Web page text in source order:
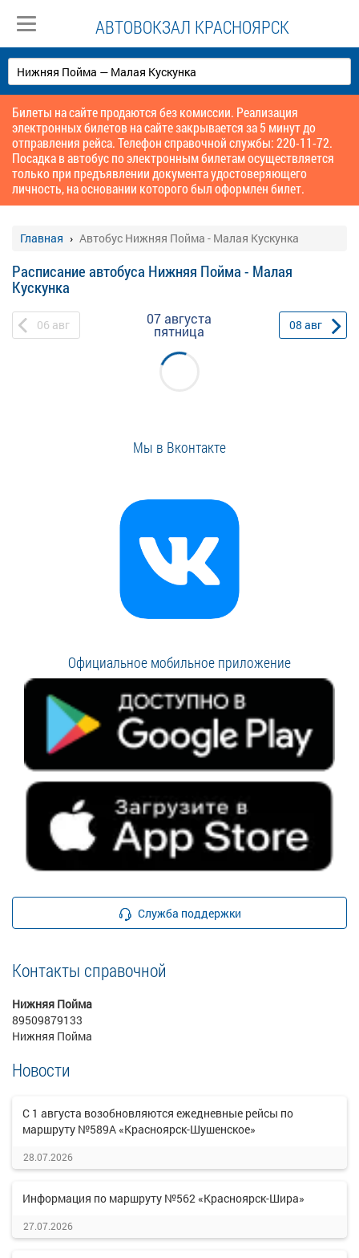
АВТОВОКЗАЛ КРАСНОЯРСК
Билеты на сайте продаются без комиссии. Реализация
электронных билетов на сайте закрывается за 5 минут до
отправления рейса. Телефон справочной службы: 220-11-72.
Посадка в автобус по электронным билетам осуществляется
только при предъявлении документа удостоверяющего
личность, на основании которого был оформлен билет.
Главная Автобус Нижняя Пойма - Малая Кускунка
Расписание автобуса Нижняя Пойма - Малая
Кускунка
06 авг 07 августа
пятница 08 авг
Мы в Вконтакте
Официальное мобильное приложение
Служба поддержки
Контакты справочной
Нижняя Пойма
89509879133
Нижняя Пойма
Новости
С 1 августа возобновляются ежедневные рейсы по
маршруту №589А «Красноярск-Шушенское»
28.07.2026
Информация по маршруту №562 «Красноярск-Шира»
27.07.2026